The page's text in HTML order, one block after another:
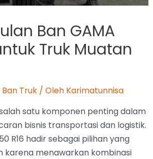
Ban GAMA
Truk Muatan
Truk/ Oleh Karimatunnisa
satu komponen penting dalam
bisnis transportasi dan logistik.
R16 hadir sebagai pilihan yang
karena menawarkan kombinasi